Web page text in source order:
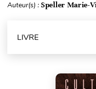
Auteur(s) : Speller Marie-
LIVRE